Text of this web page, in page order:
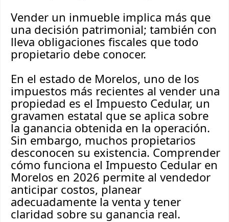
Vender un inmueble implica más que
una decisión patrimonial; también con
lleva obligaciones fiscales que todo
propietario debe conocer.
En el estado de Morelos, uno de los
impuestos más recientes al vender una
propiedad es el Impuesto Cedular, un
gravamen estatal que se aplica sobre
la ganancia obtenida en la operación.
Sin embargo, muchos propietarios
desconocen su existencia. Comprender
cómo funciona el Impuesto Cedular en
Morelos en 2026 permite al vendedor
anticipar costos, planear
adecuadamente la venta y tener
claridad sobre su ganancia real.